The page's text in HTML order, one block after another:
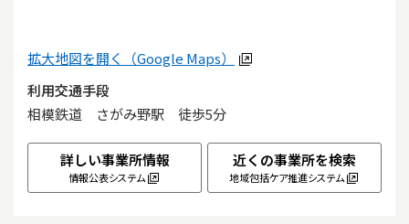
拡大地図を開く（Google Maps）
利用交通手段
相模鉄道　さがみ野駅　徒歩5分
詳しい事業所情報
情報公表システム
近くの事業所を検索
地域包括ケア推進システム